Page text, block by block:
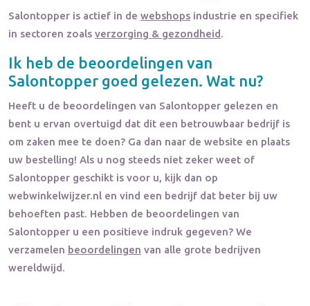
Salontopper is actief in de webshops industrie en specifiek
in sectoren zoals verzorging & gezondheid.
Ik heb de beoordelingen van
Salontopper goed gelezen. Wat nu?
Heeft u de beoordelingen van Salontopper gelezen en
bent u ervan overtuigd dat dit een betrouwbaar bedrijf is
om zaken mee te doen? Ga dan naar de website en plaats
uw bestelling! Als u nog steeds niet zeker weet of
Salontopper geschikt is voor u, kijk dan op
webwinkelwijzer.nl en vind een bedrijf dat beter bij uw
behoeften past. Hebben de beoordelingen van
Salontopper u een positieve indruk gegeven? We
verzamelen beoordelingen van alle grote bedrijven
wereldwijd.